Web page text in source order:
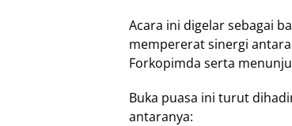
Acara ini digelar sebagai
mempererat sinergi
Forkopimda serta
Buka puasa ini turut
antaranya: